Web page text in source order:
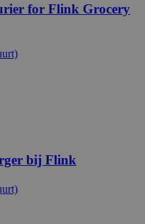
for Flink Grocery
bij Flink